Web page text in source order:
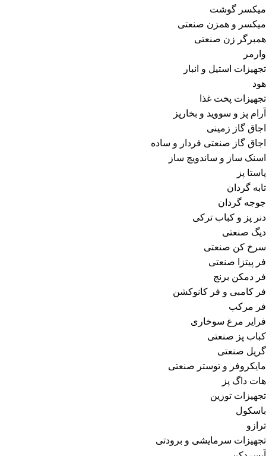
میکسر گوشت
میکسر و همزن صنعتی
همبرگر زن صنعتی
وارمر
تجهیزات استیل و انبار
هود
تجهیزات پخت غذا
آرام پز و سووید و بخارپز
اجاق گاز زمینی
اجاق گاز صنعتی فردار و ساده
اسنک ساز و ساندویچ ساز
پاستا پز
تابه گردان
جوجه گردان
دنر پز و کباب ترکی
دیگ صنعتی
سرخ کن صنعتی
فر پیتزا صنعتی
فر دمکن برنج
فر کامبی و فر کانوکشن
فر مرکب
فرایر مرغ سوخاری
کباب پز صنعتی
گریل صنعتی
مایکروفر و توستر صنعتی
هات داگ پز
تجهیزات توزین
باسکول
ترازو
تجهیزات سرمایشی و برودتی